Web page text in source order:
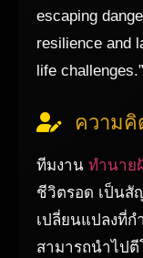
escaping
resilience and
life
ความคิ
ทีมงาน ทำนาย
ชีวิตรอด เป็นสั
เปลี่ยนแปลงที่ก
สามารถนำไป